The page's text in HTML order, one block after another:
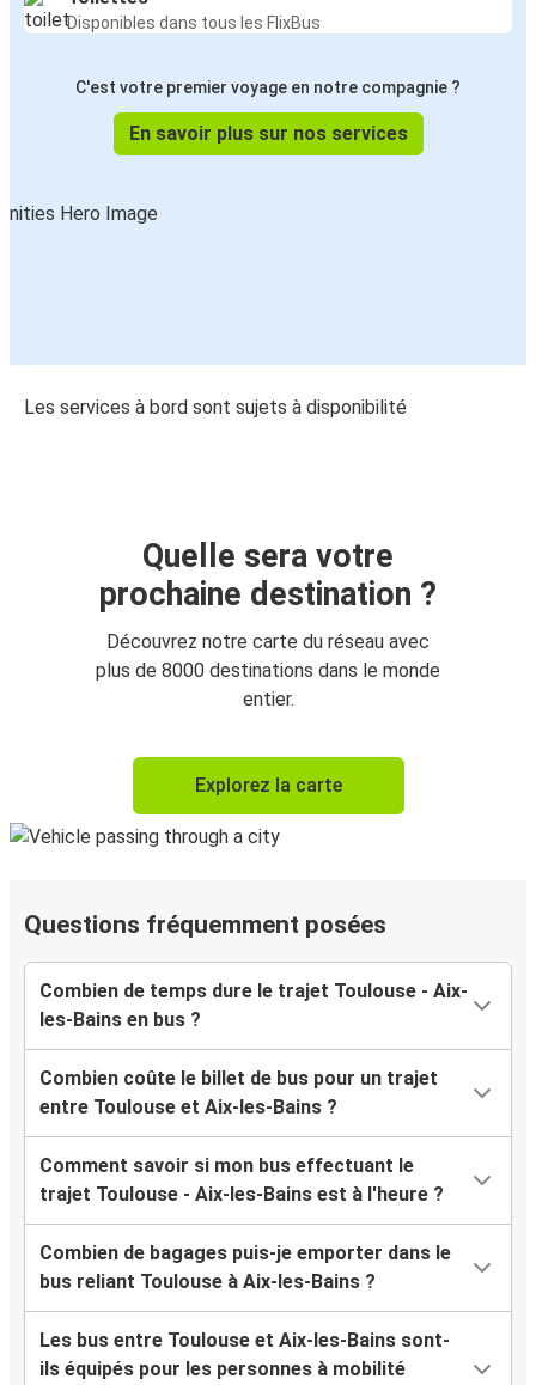
Disponibles dans tous les FlixBus
C'est votre premier voyage en notre compagnie ?
En savoir plus sur nos services
Les services à bord sont sujets à disponibilité
Quelle sera votre
prochaine destination ?
Découvrez notre carte du réseau avec
plus de 8000 destinations dans le monde
entier.
Explorez la carte
Questions fréquemment posées
Combien de temps dure le trajet Toulouse - Aix-
les-Bains en bus ?
Combien coûte le billet de bus pour un trajet
entre Toulouse et Aix-les-Bains ?
Comment savoir si mon bus effectuant le
trajet Toulouse - Aix-les-Bains est à l'heure ?
Combien de bagages puis-je emporter dans le
bus reliant Toulouse à Aix-les-Bains ?
Les bus entre Toulouse et Aix-les-Bains sont-
ils équipés pour les personnes à mobilité